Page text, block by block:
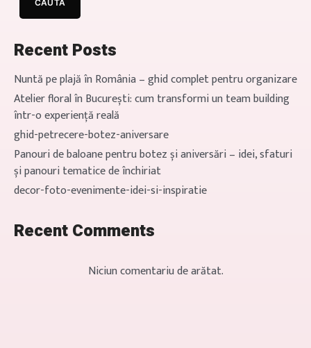
CAUTĂ
Recent Posts
Nuntă pe plajă în România – ghid complet pentru organizare
Atelier floral în București: cum transformi un team building
într-o experiență reală
ghid-petrecere-botez-aniversare
Panouri de baloane pentru botez și aniversări – idei, sfaturi
și panouri tematice de închiriat
decor-foto-evenimente-idei-si-inspiratie
Recent Comments
Niciun comentariu de arătat.